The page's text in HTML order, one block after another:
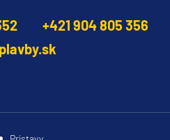
+421 904 805 356